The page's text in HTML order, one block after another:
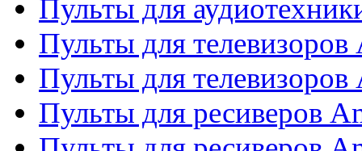
Пульты для
Пульты для
Пульты для
Пульты для ресиверов